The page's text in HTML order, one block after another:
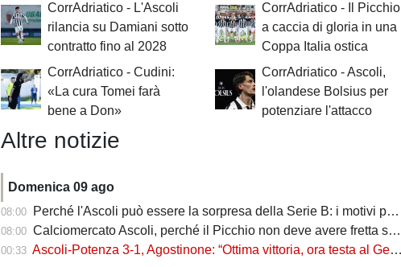
CorrAdriatico - L'Ascoli
rilancia su Damiani sotto
contratto fino al 2028
CorrAdriatico - Il Picchio
a caccia di gloria in una
Coppa Italia ostica
CorrAdriatico - Cudini:
«La cura Tomei farà
bene a Don»
CorrAdriatico - Ascoli,
l'olandese Bolsius per
potenziare l'attacco
Altre notizie
Domenica 09 ago
08:00 Perché l'Ascoli può essere la sorpresa della Serie B: i motivi per credere nel Picchio
08:00 Calciomercato Ascoli, perché il Picchio non deve avere fretta sul mercato
00:33 Ascoli-Potenza 3-1, Agostinone: “Ottima vittoria, ora testa al Genoa”